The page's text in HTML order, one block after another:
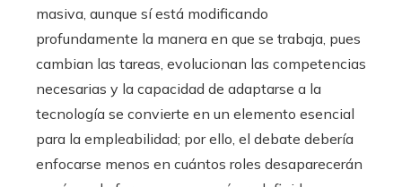
masiva, aunque sí está modificando
profundamente la manera en que se trabaja, pues
cambian las tareas, evolucionan las competencias
necesarias y la capacidad de adaptarse a la
tecnología se convierte en un elemento esencial
para la empleabilidad; por ello, el debate debería
enfocarse menos en cuántos roles desaparecerán